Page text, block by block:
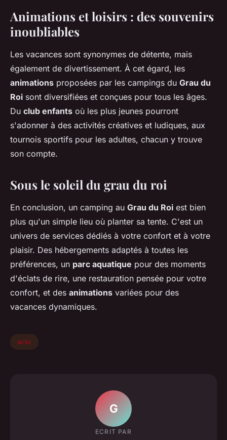
Animations et loisirs : des souvenirs
inoubliables
Les vacances sont synonymes de détente, mais
également de divertissement. À cet égard, les
animations proposées par les campings du Grau du
Roi sont diversifiées et conçues pour tous les âges.
Du club enfants où les plus jeunes pourront
s'adonner à des activités créatives et ludiques, aux
tournois sportifs pour les adultes, chacun y trouve
son compte.
Sous le soleil du grau du roi
En conclusion, un camping au Grau du Roi est bien
plus qu'un simple lieu où planter sa tente. C'est un
univers de services dédiés à votre confort et à votre
plaisir. Des hébergements adaptés à toutes les
préférences, un parc aquatique pour des moments
d'éclats de rire, une restauration pensée pour votre
confort, et des animations variées pour des
vacances dynamiques.
actu
G
ECRIT PAR